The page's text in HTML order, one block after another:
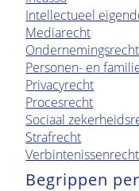
Intellectueel
Mediarecht
Ondernemingsrecht
Personen- en
Privacyrecht
Procesrecht
Sociaal
Strafrecht
Verbintenissenrecht
Begrippen